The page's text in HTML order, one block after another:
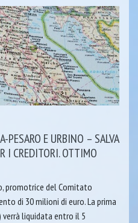
PESARO E URBINO – SALVA
I CREDITORI. OTTIMO
promotrice del Comitato
di 30 milioni di euro. La prima
liquidata entro il 5